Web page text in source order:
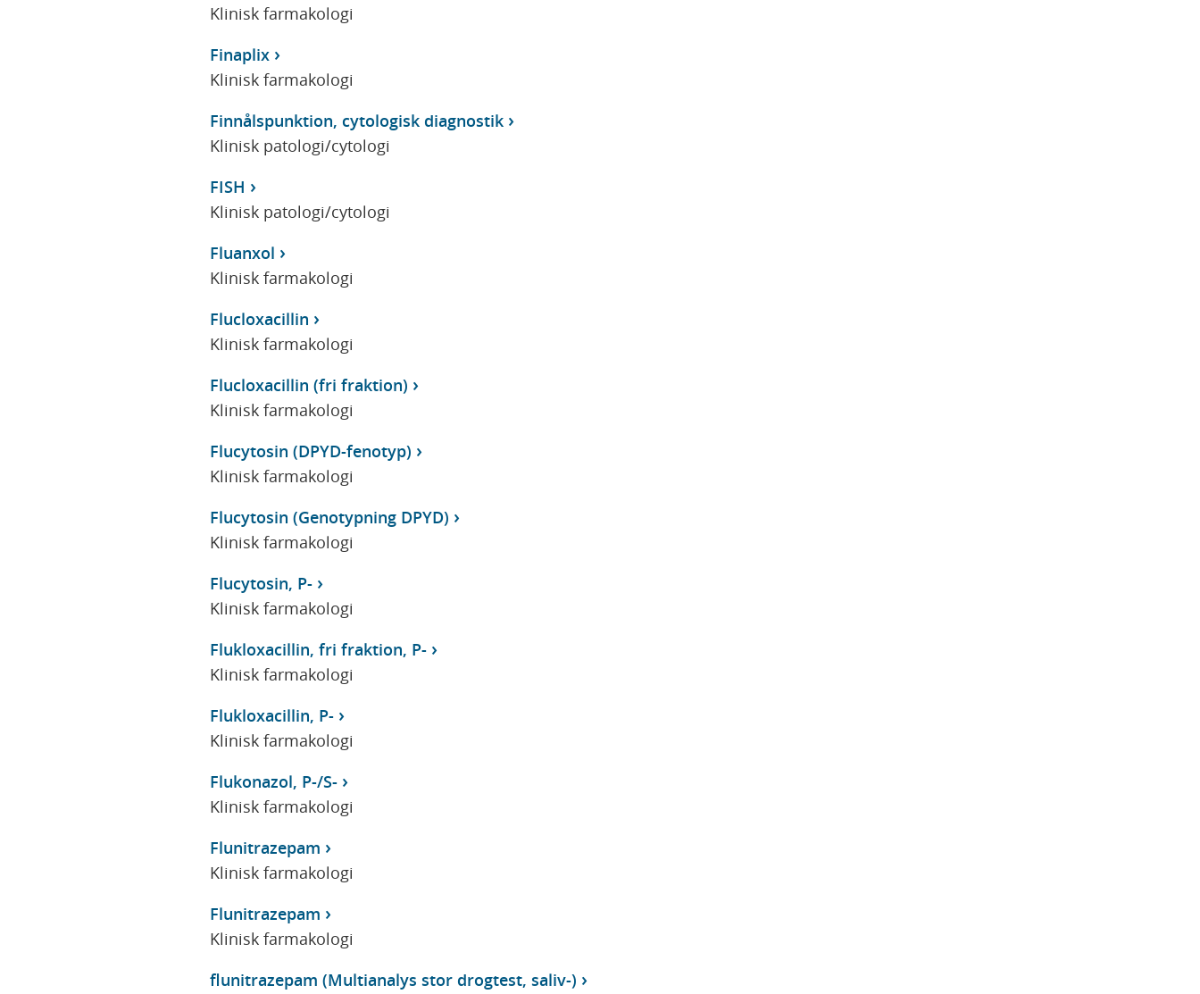
Klinisk farmakologi
Finaplix
Klinisk farmakologi
Finnålspunktion, cytologisk diagnostik
Klinisk patologi/cytologi
FISH
Klinisk patologi/cytologi
Fluanxol
Klinisk farmakologi
Flucloxacillin
Klinisk farmakologi
Flucloxacillin (fri fraktion)
Klinisk farmakologi
Flucytosin (DPYD-fenotyp)
Klinisk farmakologi
Flucytosin (Genotypning DPYD)
Klinisk farmakologi
Flucytosin, P-
Klinisk farmakologi
Flukloxacillin, fri fraktion, P-
Klinisk farmakologi
Flukloxacillin, P-
Klinisk farmakologi
Flukonazol, P-/S-
Klinisk farmakologi
Flunitrazepam
Klinisk farmakologi
Flunitrazepam
Klinisk farmakologi
flunitrazepam (Multianalys stor drogtest, saliv-)